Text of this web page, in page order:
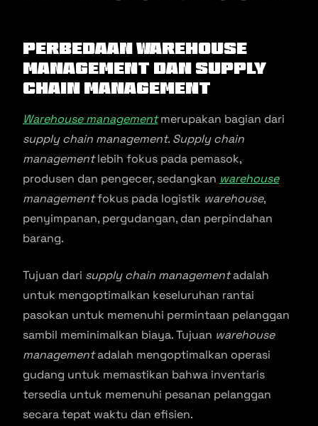
Perbedaan Warehouse
Management dan Supply
Chain Management
Warehouse managementmerupakan bagian dari
supply chain management. Supply chain
managementlebih fokus pada pemasok,
produsen dan pengecer, sedangkan warehouse
managementfokus pada logistik warehouse,
penyimpanan, pergudangan, dan perpindahan
barang.
Tujuan dari supply chain managementadalah
untuk mengoptimalkan keseluruhan rantai
pasokan untuk memenuhi permintaan pelanggan
sambil meminimalkan biaya. Tujuan warehouse
managementadalah mengoptimalkan operasi
gudang untuk memastikan bahwa inventaris
tersedia untuk memenuhi pesanan pelanggan
secara tepat waktu dan efisien.